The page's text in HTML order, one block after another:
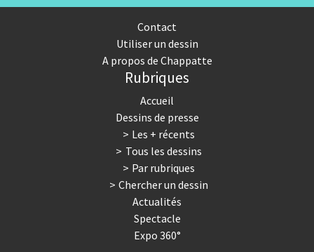
Contact
Utiliser un dessin
A propos de Chappatte
Rubriques
Accueil
Dessins de presse
Les + récents
Tous les dessins
Par rubriques
Chercher un dessin
Actualités
Spectacle
Expo 360°